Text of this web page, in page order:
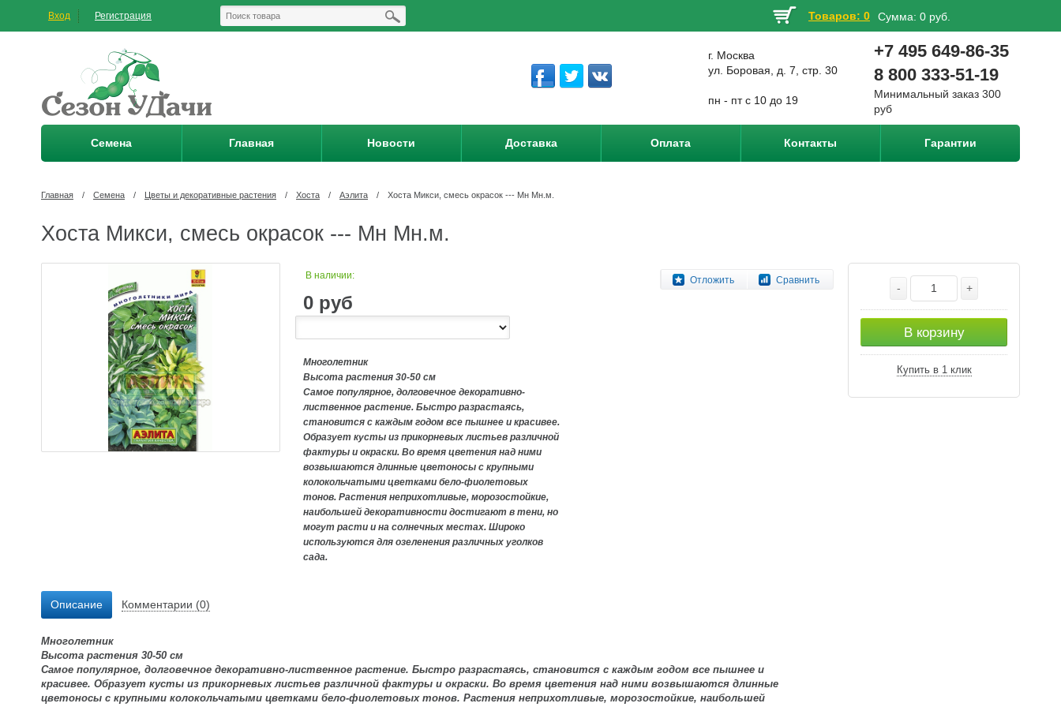
Вход Регистрация Товаров: 0 Сумма: 0 руб.
г. Москва
ул. Боровая, д. 7, стр. 30
пн - пт с 10 до 19
+7 495 649-86-35
8 800 333-51-19
Минимальный заказ 300
руб
Семена Главная Новости Доставка Оплата Контакты Гарантии
Главная / Семена / Цветы и декоративные растения / Хоста / Аэлита / Хоста Микси, смесь окрасок --- Мн Мн.м.
Хоста Микси, смесь окрасок --- Мн Мн.м.
Отложить Сравнить
В наличии:
0 руб
Многолетник
Высота растения 30-50 см
Самое популярное, долговечное декоративно-
лиственное растение. Быстро разрастаясь,
становится с каждым годом все пышнее и красивее.
Образует кусты из прикорневых листьев различной
фактуры и окраски. Во время цветения над ними
возвышаются длинные цветоносы с крупными
колокольчатыми цветками бело-фиолетовых
тонов. Растения неприхотливые, морозостойкие,
наибольшей декоративности достигают в тени, но
могут расти и на солнечных местах. Широко
используются для озеленения различных уголков
сада.
- +
В корзину
Купить в 1 клик
Описание Комментарии (0)
Многолетник
Высота растения 30-50 см
Самое популярное, долговечное декоративно-лиственное растение. Быстро разрастаясь, становится с каждым годом все пышнее и
красивее. Образует кусты из прикорневых листьев различной фактуры и окраски. Во время цветения над ними возвышаются длинные
цветоносы с крупными колокольчатыми цветками бело-фиолетовых тонов. Растения неприхотливые, морозостойкие, наибольшей